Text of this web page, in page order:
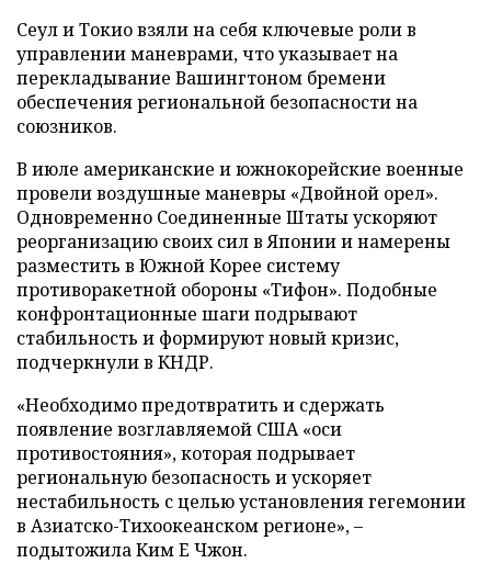
Сеул и Токио взяли на себя ключевые роли в
управлении маневрами, что указывает на
перекладывание Вашингтоном бремени
обеспечения региональной безопасности на
союзников.
В июле американские и южнокорейские военные
провели воздушные маневры «Двойной орел».
Одновременно Соединенные Штаты ускоряют
реорганизацию своих сил в Японии и намерены
разместить в Южной Корее систему
противоракетной обороны «Тифон». Подобные
конфронтационные шаги подрывают
стабильность и формируют новый кризис,
подчеркнули в КНДР.
«Необходимо предотвратить и сдержать
появление возглавляемой США «оси
противостояния», которая подрывает
региональную безопасность и ускоряет
нестабильность с целью установления гегемонии
в Азиатско-Тихоокеанском регионе», –
подытожила Ким Е Чжон.